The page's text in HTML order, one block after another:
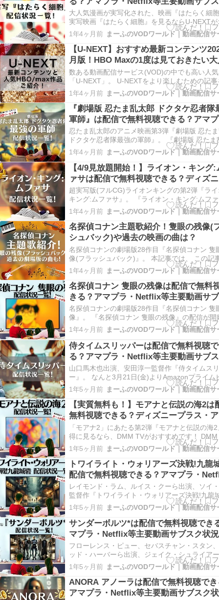
況
大人気漫画が実写化された、映画『はたらく細
実写映画『はたらく細胞』を見るならU-NEXT
メです。 視聴には399ポイント(※)が必要ですが
Good👍 U-NEXTでは、会員初回登録時に試すこ
きる31日間の無料トライアル期間に、なんと
トがもら…
1年4ヶ月前
【U-NEXT】おすすめ最新コンテンツ
月版！HBO Maxの1度は見ておきたい
作品一覧も！
数ある動画配信サービス(VOD)の中でも高い人
「U-NEXT」。 U-NEXTをより楽しむための記
ました。 この記事でまとめたこと U-NEXT
新着配信ラインナップ一覧表 おすすめのHBO
をジャンル別で紹介！ U-NEXTおすすめポイ…
1年4ヶ月前
『劇場版 忍たま乱太郎 ドクタケ忍者隊
軍師』は配信で無料視聴できる？アマ
Netflix等主要動画サブスク状況
忍たま乱太郎のアニメ映画第3弾『劇場版 忍た
ドクタケ忍者隊最強の軍師』。 『劇場版 忍たま
ドクタケ忍者隊最強の軍師』を見るならU-NEXT
2025年7月9日時点で、U-NEXTでのみ配信が開
ております！ 視聴には550ポイント(※)が必要
G…
1年4ヶ月前
【4/9見放題開始！】ライオン・キング:
ァサは配信で無料視聴できる？ディズ
ラス・アマプラ等主要動画サブスク状況
超実写版(フルCG)ライオンキングの第2弾『ラ
キング:ムファサ』。 『ライオン・キング:ムフ
見るならDisney+ (ディズニープラス)がオススメ
無料視聴はできませんが、 Good👍 Disney+ (デ
ープラス)では『ライオン・キング:ムファサ』
1年4ヶ月前
名探偵コナン主題歌紹介！隻眼の残像(
シュバック)や過去の映画の曲は？
名探偵コナンの劇場版28作目『名探偵コナン 隻
像(フラッシュバック)』。 本記事では、 この記
かること 最新作『名探偵コナン 隻眼の残像(フ
バック)』の主題歌 劇場版シリーズ主題歌一覧表
主題歌ふり返り 名探偵コナン劇場版シリーズを
見る方法 本記…
1年4ヶ月前
名探偵コナン 隻眼の残像は配信で無料
きる？アマプラ・Netflix等主要動画サ
状況
名探偵コナンの劇場版28作目『名探偵コナン 隻
像』。 『名探偵コナン 隻眼の残像』の配信が開
ている動画サービスは、現時点ではございませ
だ、『隻眼の残像』の公開を記念して、なんと
ドショーで、3夜連続で劇場版作品が放送されま
曜ロードショー3夜連続…
1年4ヶ月前
侍タイムスリッパーは配信で無料視聴
る？アマプラ・Netflix等主要動画サブ
況
山口馬木也出演、安田淳一監督作『侍タイムス
ー』。 なんと3月21日(金)よりAmazonプライム
で見放題配信が開始！ しかも、Amazonプライ
30日間の無料お試し期間があり、無料お試し期
会員見放題作品を何回でも好きなだけ見ること
＼Amazon…
1年5ヶ月前
【実質無料も！】モアナと伝説の海2は
無料視聴できる？ディズニープラス・
ラ等動画サブスク状況
「モアナ2」にあたる第2弾『モアナと伝説の海
得に見るなら、DMM TVがおすすめです！
は、『モアナと伝説の海2』は550ポイントでレ
配信中すが、 Good👍 14日間の無料トライアル
に、なんと550ポイントがもらえるのでお得に
が可能！ …
1年5ヶ月前
トワイライト・ウォリアーズ決戦!九龍
配信で無料視聴できる？アマプラ・
主要動画サブスク状況
レイモンド・ラム、ルイス・クーら出演、ソイ
監督作『トワイライト・ウォリアーズ決戦!九龍
砦』。 『トワイライト・ウォリアーズ決戦!九龍
の配信が開始されている動画サービスは、現時
ざいません。 ただ『トワイライト・ウォリアー
九龍城砦』は視聴できませんが…
1年5ヶ月前
サンダーボルツ*は配信で無料視聴でき
マプラ・Netflix等主要動画サブスク状況
フローレンス・ピュー、セバスチャン・スタン
ッド・ハーバーら出演、ジェイク・シュライア
MCUシリーズ『サンダーボルツ*』。 MCU作品
ダーボルツ*』の配信が開始されている動画サー
は、現時点ではございません。 ただ『サンダー
*』は視聴できませんが、D…
1年5ヶ月前
ANORA アノーラは配信で無料視聴で
アマプラ・Netflix等主要動画サブスク